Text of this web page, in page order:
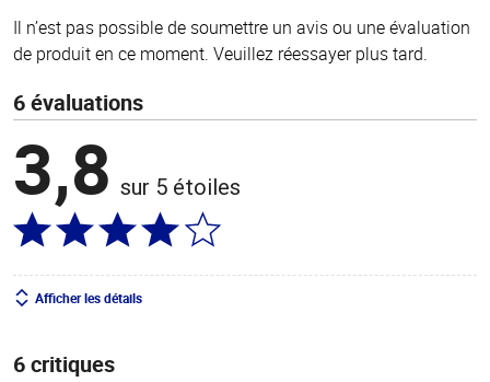
Il n’est pas possible de soumettre un avis ou une évaluation
de produit en ce moment. Veuillez réessayer plus tard.
6 évaluations
3,8 sur 5 étoiles
Afficher les détails
6 critiques